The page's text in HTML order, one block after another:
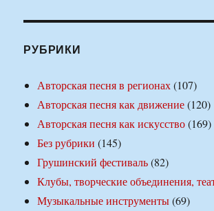
РУБРИКИ
Авторская песня в регионах(107)
Авторская песня как движение(120)
Авторская песня как искусство(169)
Без рубрики (145)
Грушинский фестиваль(82)
Клубы, творческие объединения,
Музыкальные инструменты(69)